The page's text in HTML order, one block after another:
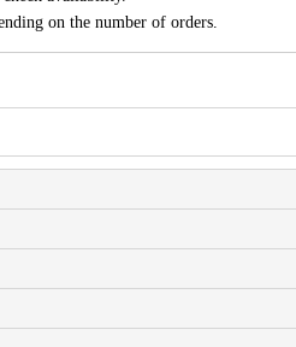
on the number of orders.